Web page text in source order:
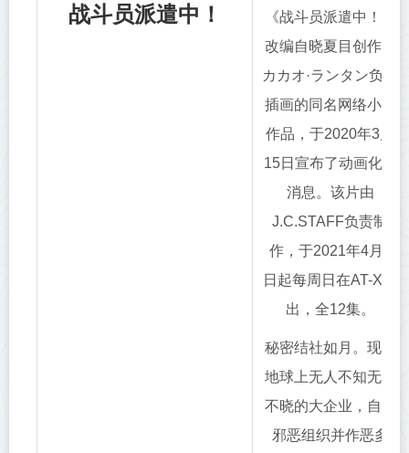
战斗员派遣中！
《战斗员派遣中！》
改编自晓夏目创作，
カカオ·ランタン负责
插画的同名网络小说
作品，于2020年3月
15日宣布了动画化的
消息。该片由
J.C.STAFF负责制
作，于2021年4月4
日起每周日在AT-X播
出，全12集。
秘密结社如月。现代
地球上无人不知无人
不晓的大企业，自称
邪恶组织并作恶多